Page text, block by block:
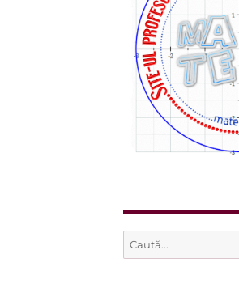
Caută
după: